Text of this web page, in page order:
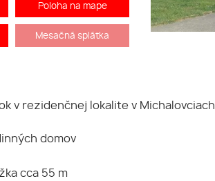
Poloha na mape
Mesačná splátka
v rezidenčnej lokalite v Michalovciach
domov
cca 55 m